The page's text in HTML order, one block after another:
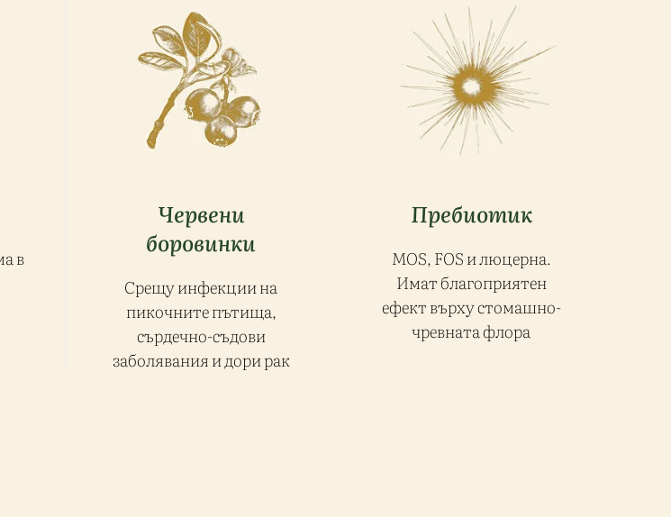
в
Червени
боровинки
Срещу инфекции на
пикочните пътища,
сърдечно-съдови
заболявания и дори рак
Пребиотик
MOS, FOS и люцерна.
Имат благоприятен
ефект върху стомашно-
чревната флора